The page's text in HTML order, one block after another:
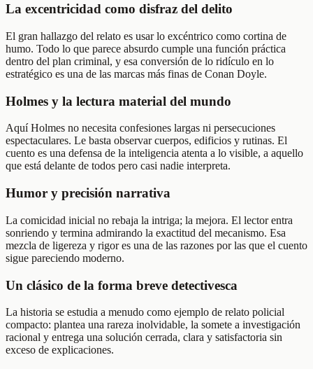
La excentricidad como disfraz del delito
El gran hallazgo del relato es usar lo excéntrico como cortina de
humo. Todo lo que parece absurdo cumple una función práctica
dentro del plan criminal, y esa conversión de lo ridículo en lo
estratégico es una de las marcas más finas de Conan Doyle.
Holmes y la lectura material del mundo
Aquí Holmes no necesita confesiones largas ni persecuciones
espectaculares. Le basta observar cuerpos, edificios y rutinas. El
cuento es una defensa de la inteligencia atenta a lo visible, a aquello
que está delante de todos pero casi nadie interpreta.
Humor y precisión narrativa
La comicidad inicial no rebaja la intriga; la mejora. El lector entra
sonriendo y termina admirando la exactitud del mecanismo. Esa
mezcla de ligereza y rigor es una de las razones por las que el cuento
sigue pareciendo moderno.
Un clásico de la forma breve detectivesca
La historia se estudia a menudo como ejemplo de relato policial
compacto: plantea una rareza inolvidable, la somete a investigación
racional y entrega una solución cerrada, clara y satisfactoria sin
exceso de explicaciones.